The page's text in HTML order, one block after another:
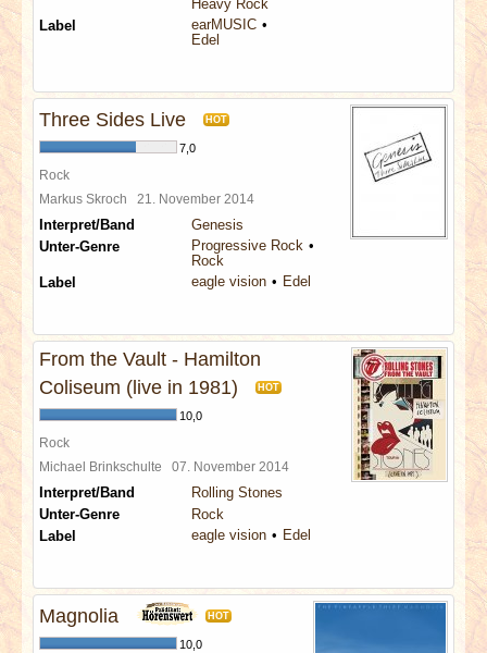
Heavy Rock
Label
earMUSIC
Edel
Three Sides Live HOT
7,0
Rock
Markus Skroch 21. November 2014
Interpret/Band
Genesis
Unter-Genre
Progressive Rock
Rock
Label
eagle vision Edel
From the Vault - Hamilton
Coliseum (live in 1981)
HOT
10,0
Rock
Michael Brinkschulte 07. November 2014
Interpret/Band
Rolling Stones
Unter-Genre
Rock
Label
eagle vision Edel
Magnolia HOT
10,0